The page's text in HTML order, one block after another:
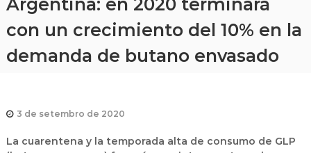
P
Argentina: en 2020 terminará
con un crecimiento del 10% en la
demanda de butano envasado
3 de setembro de 2020
La cuarentena y la temporada alta de consumo de GLP